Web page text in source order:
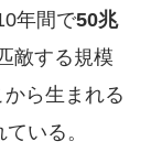
年間で50兆
敵する規模
ら生まれる
いる。